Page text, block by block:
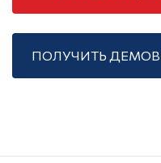
ПОЛУЧИТЬ